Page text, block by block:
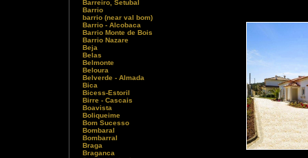
Barreiro, Setubal
Barrio
barrio (near val bom)
Barrio - Alcobaca
Barrio Monte de Bois
Barrio Nazare
Beja
Belas
Belmonte
Beloura
Belverde - Almada
Bica
Bicess-Estoril
Birre - Cascais
Boavista
Boliqueime
Bom Sucesso
Bombaral
Bombarral
Braga
Braganca